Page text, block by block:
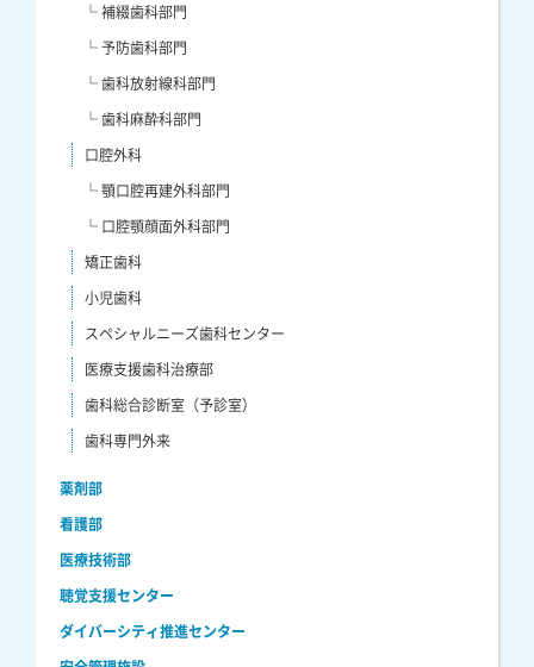
└ 補綴歯科部門
└ 予防歯科部門
└ 歯科放射線科部門
└ 歯科麻酔科部門
口腔外科
└ 顎口腔再建外科部門
└ 口腔顎顔面外科部門
矯正歯科
小児歯科
スペシャルニーズ歯科センター
医療支援歯科治療部
歯科総合診断室（予診室）
歯科専門外来
薬剤部
看護部
医療技術部
聴覚支援センター
ダイバーシティ推進センター